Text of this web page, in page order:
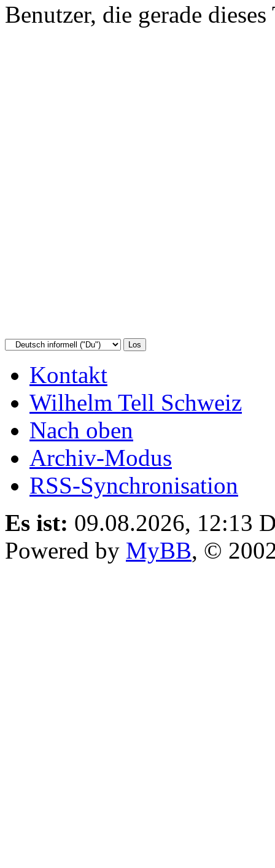
Benutzer, die gerade
Kontakt
Wilhelm Tell Schweiz
Nach oben
Archiv-Modus
RSS-Synchronisation
Es ist: 09.08.2026, 12:13
Powered by MyBB, ©